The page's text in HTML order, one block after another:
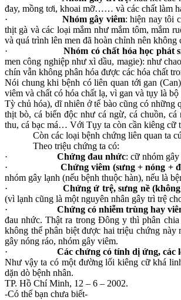
đay, mồng tơi, khoai mỡ…… và các chất làm
·
Nhóm gây viêm: hiện nay tôi
thịt gà và các loại mắm như mắm tôm, mắm
và quá trình lên men đã hoàn chỉnh nên không
·
Nhóm có chất hóa học phát
men công nghiệp như xì dầu, magie): như
chín vẫn không phân hóa được các hóa chất
Nói chung khi bệnh có liên quan tới gan
viêm và chất có hóa chất lạ, vì gan và tụy là
Tỳ chủ hóa), dĩ nhiên ở tế bào cũng có
thịt bò, cá biển độc như cá ngừ, cá chuồn,
thu, cá bạc má… Với Tụy ta còn cần kiêng cữ
Còn các loại bệnh chứng liên quan ta cứ
Theo triệu chứng ta có:
·
Chứng đau nhức: cữ nhóm
·
Chứng viêm (sưng + nóng +
nhóm gây lạnh (nếu bệnh thuộc hàn), nếu là
·
Chứng ứ trệ, sưng nề
(vì lạnh cũng là một nguyên nhân gây trì trệ
·
Chứng có nhiễm trùng hay
đau nhức. Thật ra trong Đông y thì phân
không thể phân biệt được hai triệu chứng
gây nóng ráo, nhóm gây viêm.
·
Các chứng có tính dị ứng, các
Như vậy ta có một đường lối kiêng cữ khá
dặn dò bệnh nhân.
TP. Hồ Chí Minh, 12 – 6 – 2002.
-Có thể bạn chưa biết-